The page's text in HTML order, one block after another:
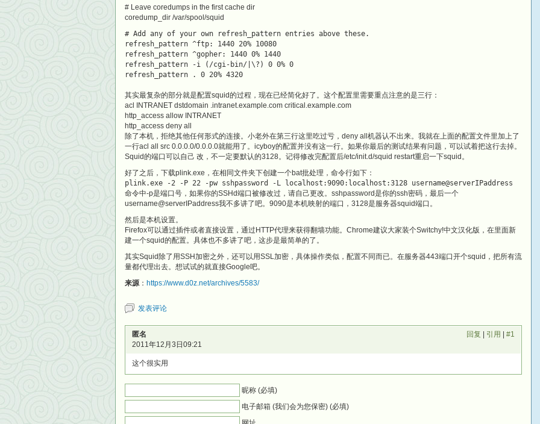
# Leave coredumps in the first cache dir
coredump_dir /var/spool/squid
# Add any of your own refresh_pattern entries above these.
refresh_pattern ^ftp: 1440 20% 10080
refresh_pattern ^gopher: 1440 0% 1440
refresh_pattern -i (/cgi-bin/|\?) 0 0% 0
refresh_pattern . 0 20% 4320
其实最复杂的部分就是配置squid的过程，现在已经简化好了。这个配置里需要重点注意的是三行：
acl INTRANET dstdomain .intranet.example.com critical.example.com
http_access allow INTRANET
http_access deny all
除了本机，拒绝其他任何形式的连接。小老外在第三行这里吃过亏，deny all机器认不出来。我就在上面的配置文件里加上了
一行acl all src 0.0.0.0/0.0.0.0就能用了。icyboy的配置并没有这一行。如果你最后的测试结果有问题，可以试着把这行去掉。
Squid的端口可以自己 改，不一定要默认的3128。记得修改完配置后/etc/init.d/squid restart重启一下squid。
好了之后，下载plink.exe，在相同文件夹下创建一个bat批处理，命令行如下：
plink.exe -2 -P 22 -pw sshpassword -L localhost:9090:localhost:3128 username@serverIPaddress
命令中-p是端口号，如果你的SSHd端口被修改过，请自己更改。sshpassword是你的ssh密码，最后一个
username@serverIPaddress我不多讲了吧。9090是本机映射的端口，3128是服务器squid端口。
然后是本机设置。
Firefox可以通过插件或者直接设置，通过HTTP代理来获得翻墙功能。Chrome建议大家装个Switchy!中文汉化版，在里面新
建一个squid的配置。具体也不多讲了吧，这步是最简单的了。
其实Squid除了用SSH加密之外，还可以用SSL加密，具体操作类似，配置不同而已。在服务器443端口开个squid，把所有流
量都代理出去。想试试的就直接Google吧。
来源： https://www.d0z.net/archives/5583/
发表评论
匿名
2011年12月3日09:21
回复 引用 #1
这个很实用
昵称 (必填)
电子邮箱 (我们会为您保密) (必填)